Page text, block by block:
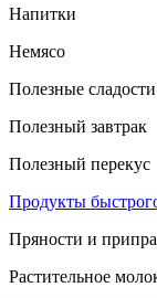
Напитки
Немясо
Полезные сладости
Полезный завтрак
Полезный перекус
Продукты
Пряности и
Растительное